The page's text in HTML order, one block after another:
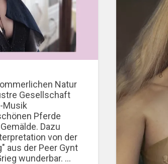
Natur
Gesellschaft
Musik
Pferde
Dazu
von der
aus der Peer Gynt
wunderbar. …